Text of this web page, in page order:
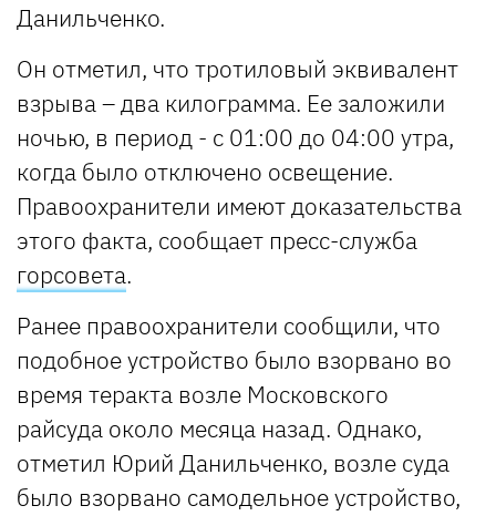
Данильченко.
Он отметил, что тротиловый эквивалент
взрыва – два килограмма. Ее заложили
ночью, в период - с 01:00 до 04:00 утра,
когда было отключено освещение.
Правоохранители имеют доказательства
этого факта, сообщает пресс-служба
горсовета.
Ранее правоохранители сообщили, что
подобное устройство было взорвано во
время теракта возле Московского
райсуда около месяца назад. Однако,
отметил Юрий Данильченко, возле суда
было взорвано самодельное устройство,